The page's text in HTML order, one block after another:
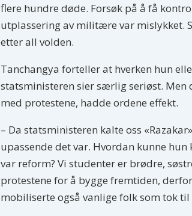
flere hundre døde. Forsøk på å få
utplassering av militære var mislykket.
etter all volden.
Tanchangya forteller at hverken hun
statsministeren sier særlig seriøst. Men
med protestene, hadde ordene effekt.
– Da statsministeren kalte oss
upassende det var. Hvordan kunne
var reform? Vi studenter er brødre,
protestene for å bygge fremtiden,
mobiliserte også vanlige folk som tok